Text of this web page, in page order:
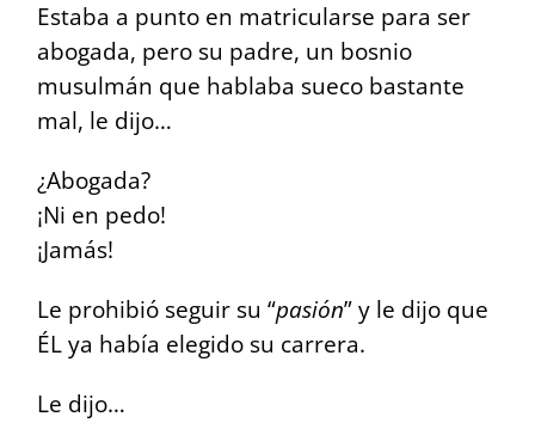
Estaba a punto en matricularse para ser
abogada, pero su padre, un bosnio
musulmán que hablaba sueco bastante
mal, le dijo…
¿Abogada?
¡Ni en pedo!
¡Jamás!
Le prohibió seguir su “pasión” y le dijo que
ÉL ya había elegido su carrera.
Le dijo…